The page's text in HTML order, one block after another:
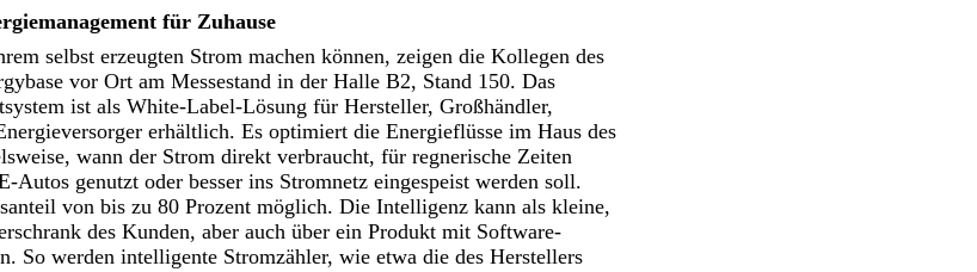
für Zuhause
selbst erzeugten Strom machen können, zeigen die Kollegen des
vor Ort am Messestand in der Halle B2, Stand 150. Das
ist als White-Label-Lösung für Hersteller, Großhändler,
erhältlich. Es optimiert die Energieflüsse im Haus des
wann der Strom direkt verbraucht, für regnerische Zeiten
Autos genutzt oder besser ins Stromnetz eingespeist werden soll.
von bis zu 80 Prozent möglich. Die Intelligenz kann als kleine,
des Kunden, aber auch über ein Produkt mit Software-
So werden intelligente Stromzähler, wie etwa die des Herstellers